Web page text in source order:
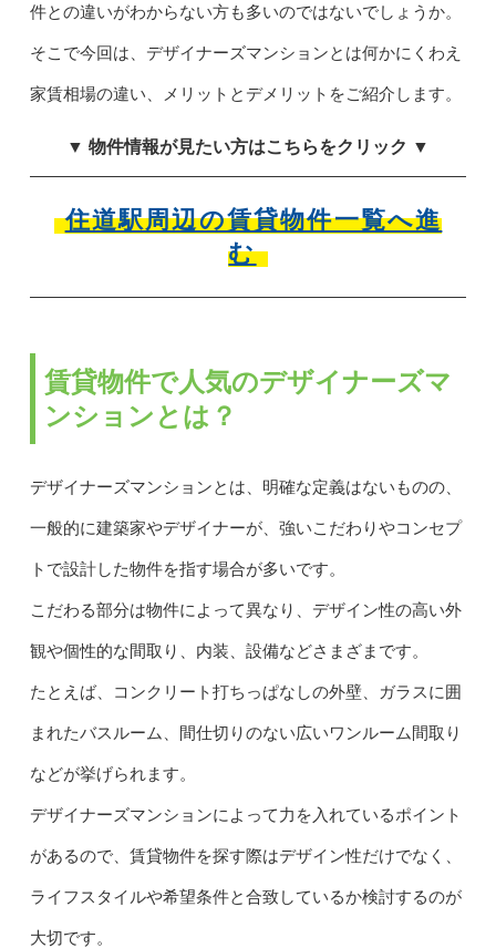
件との違いがわからない方も多いのではないでしょうか。
そこで今回は、デザイナーズマンションとは何かにくわえ
家賃相場の違い、メリットとデメリットをご紹介します。
▼ 物件情報が見たい方はこちらをクリック ▼
住道駅周辺の賃貸物件一覧へ進
む
賃貸物件で人気のデザイナーズマ
ンションとは？
デザイナーズマンションとは、明確な定義はないものの、
一般的に建築家やデザイナーが、強いこだわりやコンセプ
トで設計した物件を指す場合が多いです。
こだわる部分は物件によって異なり、デザイン性の高い外
観や個性的な間取り、内装、設備などさまざまです。
たとえば、コンクリート打ちっぱなしの外壁、ガラスに囲
まれたバスルーム、間仕切りのない広いワンルーム間取り
などが挙げられます。
デザイナーズマンションによって力を入れているポイント
があるので、賃貸物件を探す際はデザイン性だけでなく、
ライフスタイルや希望条件と合致しているか検討するのが
大切です。